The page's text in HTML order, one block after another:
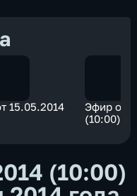
15.05.2014
Эфир от
(10:00)
(10:00)